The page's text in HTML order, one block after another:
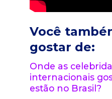
Você
gostar de:
Onde as
internacionais
estão no Brasil?